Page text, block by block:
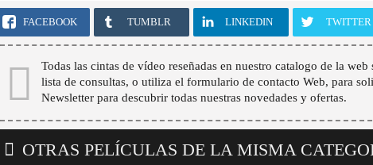
FACEBOOK TUMBLR LINKEDIN TWITTER
Todas las cintas de vídeo reseñadas en nuestro catalogo de la
lista de consultas, o utiliza el formulario de contacto Web, para
Newsletter para descubrir todas nuestras novedades y ofertas.
OTRAS PELÍCULAS DE LA MISMA